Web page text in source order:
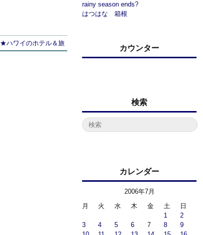
★ハワイのホテル＆旅
rainy season ends?
はつはな 箱根
カウンター
検索
カレンダー
2006年7月
月
火 水 木 金 土 日
1
2
3
4 5 6 7 8
9